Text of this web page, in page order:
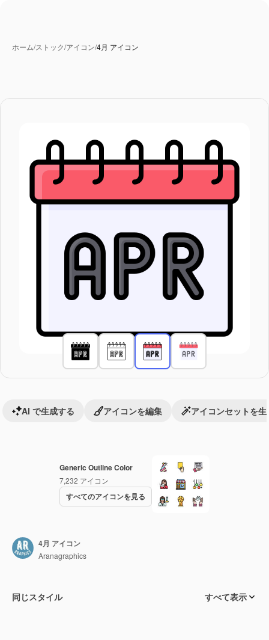
ホーム/ストック/アイコン/4月 アイコン
Generic Outline Color
7,232 アイコン
すべてのアイコンを見る
AI で生成する アイコンを編集 アイコンセットを生
4月 アイコン
Aranagraphics
同じスタイル すべて表示